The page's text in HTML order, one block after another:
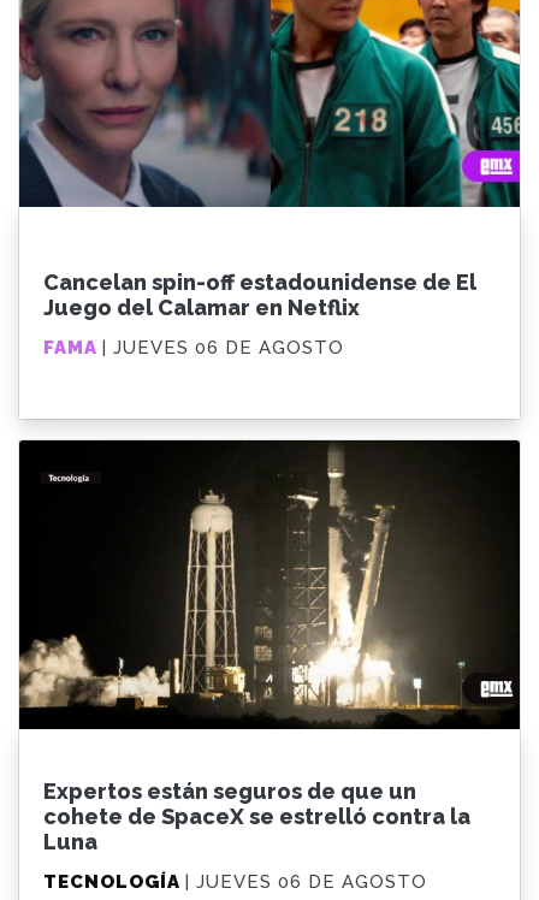
Cancelan spin-off estadounidense de El
Juego del Calamar en Netflix
FAMA | JUEVES 06 DE AGOSTO
Expertos están seguros de que un
cohete de SpaceX se estrelló contra la
Luna
TECNOLOGÍA | JUEVES 06 DE AGOSTO